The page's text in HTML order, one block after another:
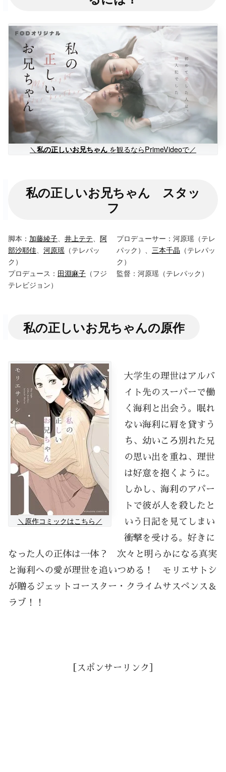
＼ 私の正しいお兄ちゃん を観るならPrimeVideoで／
私の正しいお兄ちゃん スタッ
フ
脚本： 加藤綾子 井上テテ
阿
部沙耶佳
河原瑶 （テレパッ
ク）
プロデュース： 田淵麻子 （フジ
テレビジョン）
プロデューサー：河原瑶（テレ
パック）、 三本千晶 （テレパッ
ク）
監督：河原瑶（テレパック）
私の正しいお兄ちゃんの原作
＼原作コミックはこちら／
大学生の理世はアルバ
イト先のスーパーで働
く海利と出会う。眠れ
ない海利に肩を貸すう
ち、幼いころ別れた兄
の思い出を重ね、理世
は好意を抱くように。
しかし、海利のアパー
トで彼が人を殺したと
いう日記を見てしまい
衝撃を受ける。好きに
なった人の正体は一体？ 次々と明らかになる真実
と海利への愛が理世を追いつめる！ モリエサトシ
が贈るジェットコースター・クライムサスペンス＆
ラブ！！
［スポンサーリンク］